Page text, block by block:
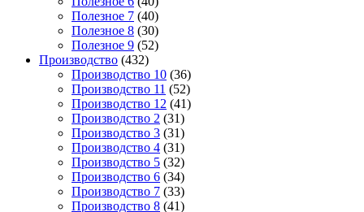
Полезное 7 (40)
Полезное 8 (30)
Полезное 9 (52)
Производство (432)
Производство 10 (36)
Производство 11 (52)
Производство 12 (41)
Производство 2 (31)
Производство 3 (31)
Производство 4 (31)
Производство 5 (32)
Производство 6 (34)
Производство 7 (33)
Производство 8 (41)